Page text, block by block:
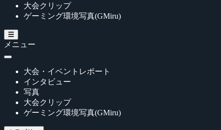
大会クリップ
ゲーミング環境写真(GMiru)
メニュー
大会・イベントレポート
インタビュー
写真
大会クリップ
ゲーミング環境写真(GMiru)